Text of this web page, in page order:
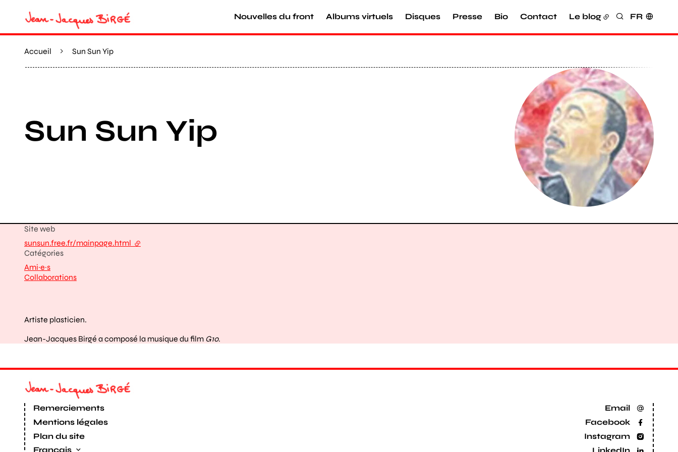
Nouvelles du front Albums virtuels Disques Presse Bio Contact Le blog Rechercher
FR
Accueil Sun Sun Yip
Sun Sun Yip
Catégories
Ami·e·s
Collaborations
Site web
sunsun.free.fr/mainpage.html - lien externe
Artiste plasticien.
Jean-Jacques Birgé a composé la musique du film G10.
Email
Facebook
Instagram
Remerciements
Mentions légales
Plan du site
Français